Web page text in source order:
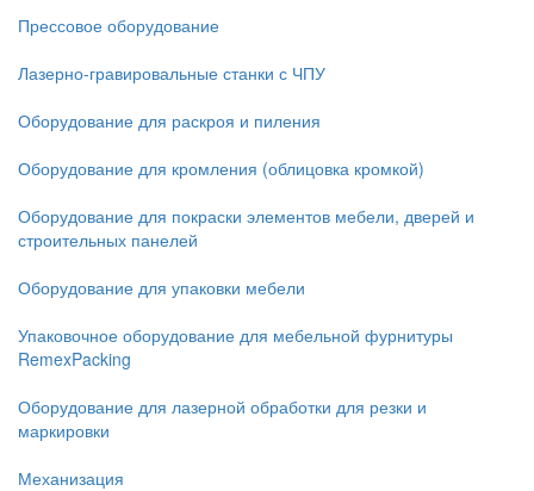
Прессовое оборудование
Лазерно-гравировальные станки с ЧПУ
Оборудование для раскроя и пиления
Оборудование для кромления (облицовка кромкой)
Оборудование для покраски элементов мебели, дверей и
строительных панелей
Оборудование для упаковки мебели
Упаковочное оборудование для мебельной фурнитуры
RemexPacking
Оборудование для лазерной обработки для резки и
маркировки
Механизация